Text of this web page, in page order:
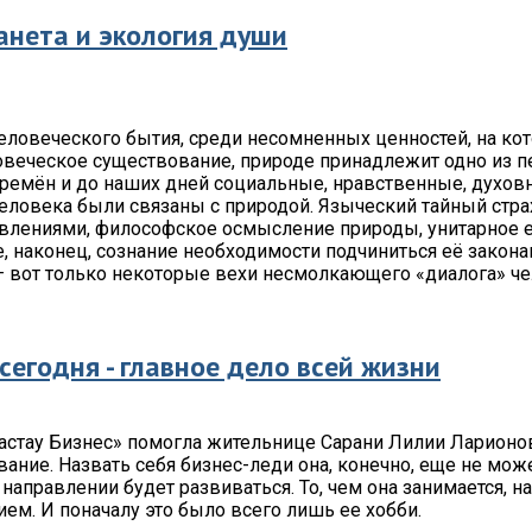
и экология души
бытия, среди несомненных ценностей, на
существование, природе принадлежит одно из
и до наших дней социальные, нравственные,
были связаны с природой. Языческий тайный
философское осмысление природы, унитарное
наконец, сознание необходимости подчиниться её
вот только некоторые вехи несмолкающего «диалога»
- главное дело всей жизни
Бизнес» помогла жительнице Сарани Лилии
Назвать себя бизнес-леди она, конечно, еще не
будет развиваться. То, чем она занимается,
И поначалу это было всего лишь ее хобби.